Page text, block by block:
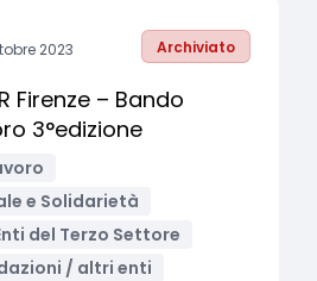
2023 Archiviato
Firenze – Bando
3°edizione
e Solidarietà
del Terzo Settore
/ altri enti